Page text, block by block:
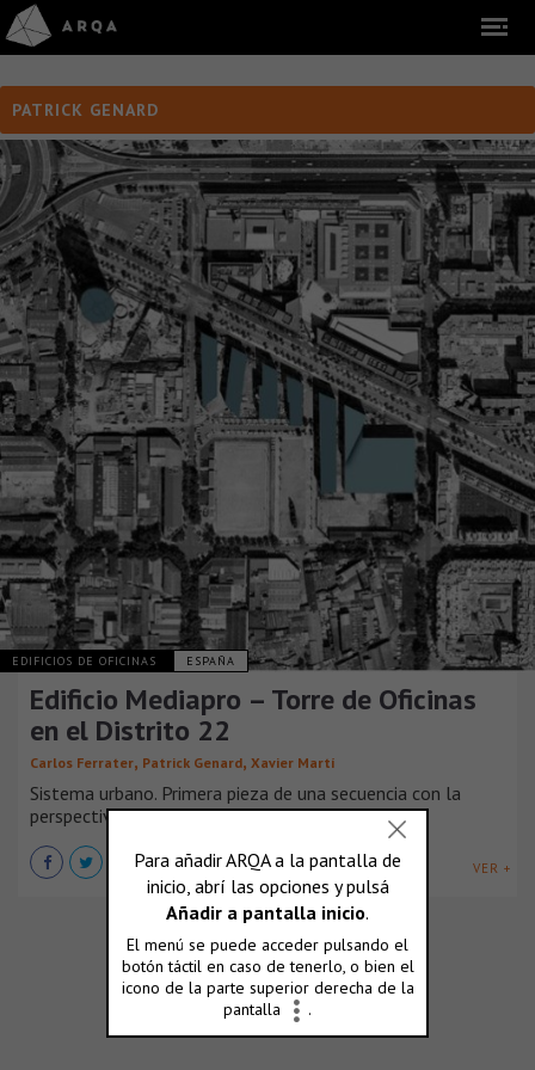
PATRICK GENARD
EDIFICIOS DE OFICINAS ESPAÑA
Edificio Mediapro – Torre de Oficinas
en el Distrito 22
Carlos Ferrater, Patrick Genard, Xavier Martí
Sistema urbano. Primera pieza de una secuencia con la
perspectiva de la torre Agbar. En [...]
VER +